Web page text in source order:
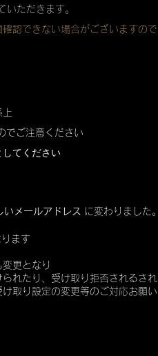
いただきます。
認できない場合がございますので
上
でご注意ください
してください
いメールアドレス に変わりました。
ます
更となり
れたり、受け取り拒否されるさ
取り設定の変更等のご対応お願